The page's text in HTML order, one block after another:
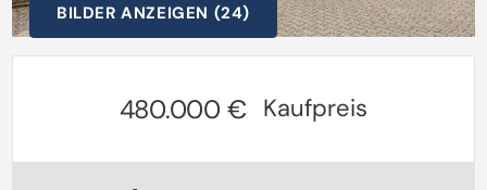
BILDER ANZEIGEN (24)
480.000 € Kaufpreis